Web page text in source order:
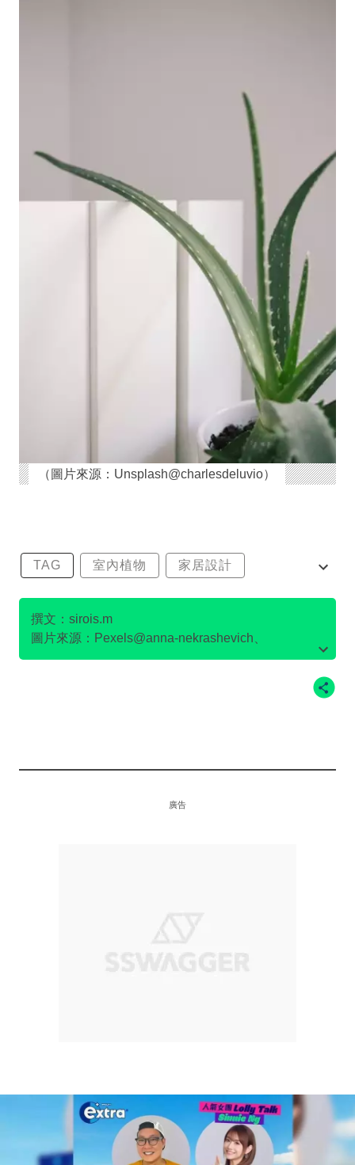
（圖片來源：Unsplash@charlesdeluvio）
TAG 室內植物 家居設計
空氣淨化
觀葉植物
撰文：sirois.m
圖片來源：Pexels@anna-nekrashevich、
Pexels@amelia-hallsworth、
廣告